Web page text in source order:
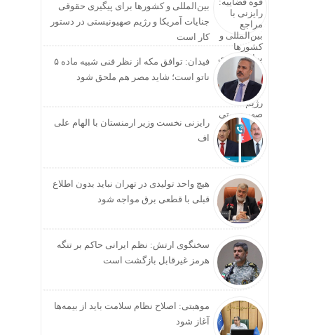
بین‌المللی و کشور‌ها برای پیگیری حقوقی
جنایات آمریکا و رژیم صهیونیستی در دستور
کار است
فیدان: توافق مکه از نظر فنی شبیه ماده ۵
ناتو است؛ شاید مصر هم ملحق شود
رایزنی نخست وزیر ارمنستان با الهام علی
اف
هیچ واحد تولیدی در تهران نباید بدون اطلاع
قبلی با قطعی برق مواجه شود
سخنگوی ارتش: نظم ایرانی حاکم بر تنگه
هرمز غیرقابل بازگشت است
موهبتی: اصلاح نظام سلامت باید از بیمه‌ها
آغاز شود